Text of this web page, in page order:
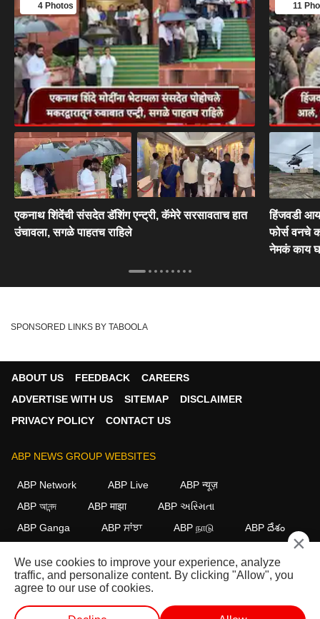
4 Photos
एकनाथ शिंदेंची संसदेत डॅशिंग एन्ट्री, कॅमेरे सरसावताच हात
उंचावला, सगळे पाहतच राहिले
11
हिंजवडी
फोर्स वनचे
नेमकं काय
SPONSORED LINKS BY TABOOLA
ABOUT US FEEDBACK
CAREERS
ADVERTISE WITH US
SITEMAP
DISCLAIMER
PRIVACY POLICY
CONTACT US
ABP NEWS GROUP WEBSITES
ABP Network ABP Live
ABP न्यूज़
ABP আনন্দ
ABP माझा
ABP અસ્મિતા
ABP Ganga
ABP ਸਾਂਝਾ ABP நாடு ABP దేశం
FOLLOW US
This website follows the DNPA Code of Ethics. Copyright@2026.
×
We use cookies to improve your experience, analyze
traffic, and personalize content. By clicking "Allow", you
agree to our use of cookies.